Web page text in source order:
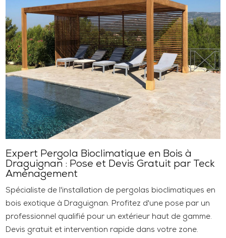
Expert Pergola Bioclimatique en Bois à
Draguignan : Pose et Devis Gratuit par Teck
Aménagement
Spécialiste de l'installation de pergolas bioclimatiques en
bois exotique à Draguignan. Profitez d'une pose par un
professionnel qualifié pour un extérieur haut de gamme.
Devis gratuit et intervention rapide dans votre zone.